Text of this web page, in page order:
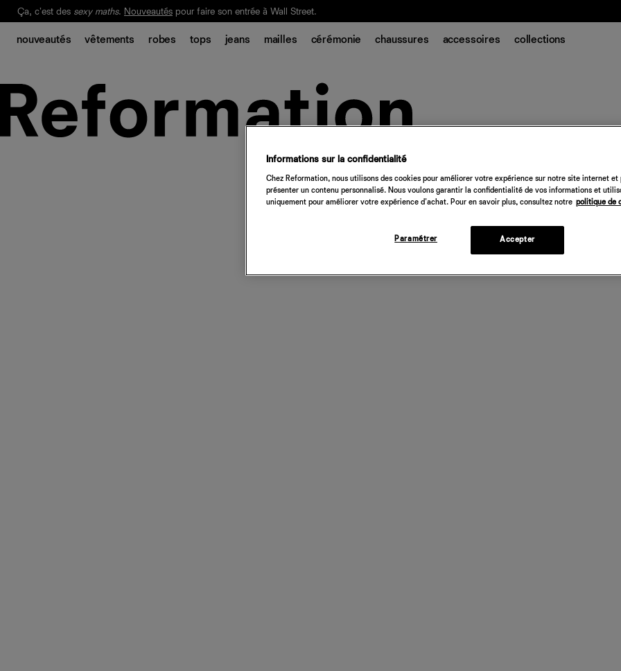
Notre Bilan Responsable 2025 est ici. Lisez-le
Ça, c'est des sexy maths. Nouveautés pour faire son entrée à Wall Street.
nouveautés vêtements robes tops jeans mailles cérémonie chaussures accessoires collections
Informations sur la confidentialité
Chez Reformation, nous utilisons des cookies pour améliorer votre expérience sur notre site internet et
présenter un contenu personnalisé. Nous voulons garantir la confidentialité de vos informations et
uniquement pour améliorer votre expérience d'achat. Pour en savoir plus, consultez notre politique de
Paramétrer Accepter